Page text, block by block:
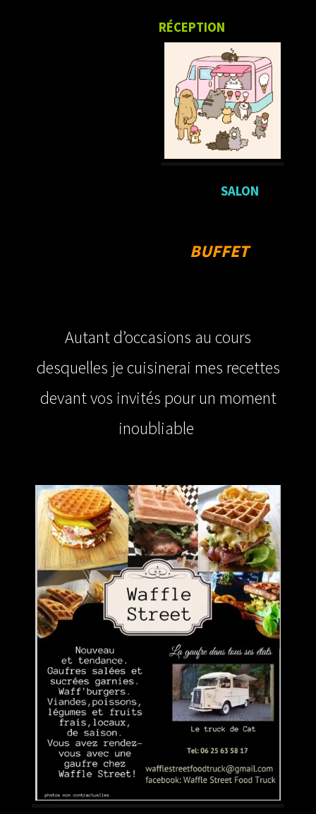
RÉCEPTION
SALON
BUFFET
Autant d’occasions au cours
desquelles je cuisinerai mes recettes
devant vos invités pour un moment
inoubliable